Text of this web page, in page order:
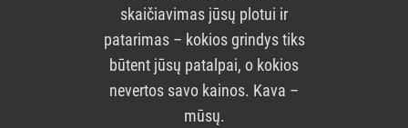
skaičiavimas jūsų plotui ir
patarimas – kokios grindys tiks
būtent jūsų patalpai, o kokios
nevertos savo kainos. Kava –
mūsų.